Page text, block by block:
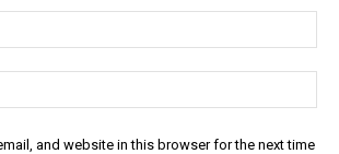
and website in this browser for the next time